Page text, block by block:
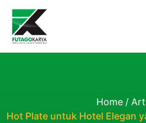
Skip to content
Home /
Hot Plate untuk Hotel Elegan